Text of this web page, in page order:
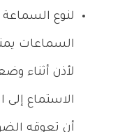
لنوع السماعة
السماعات
لأذن أثناء
الاستماع
أن تعوقه